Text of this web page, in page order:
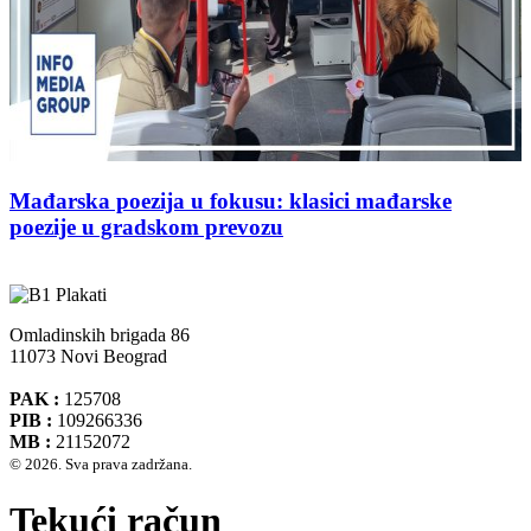
Mađarska poezija u fokusu: klasici mađarske
poezije u gradskom prevozu
Omladinskih brigada 86
11073 Novi Beograd
PAK : 125708
PIB : 109266336
MB : 21152072
© 2026. Sva prava zadržana.
Tekući račun